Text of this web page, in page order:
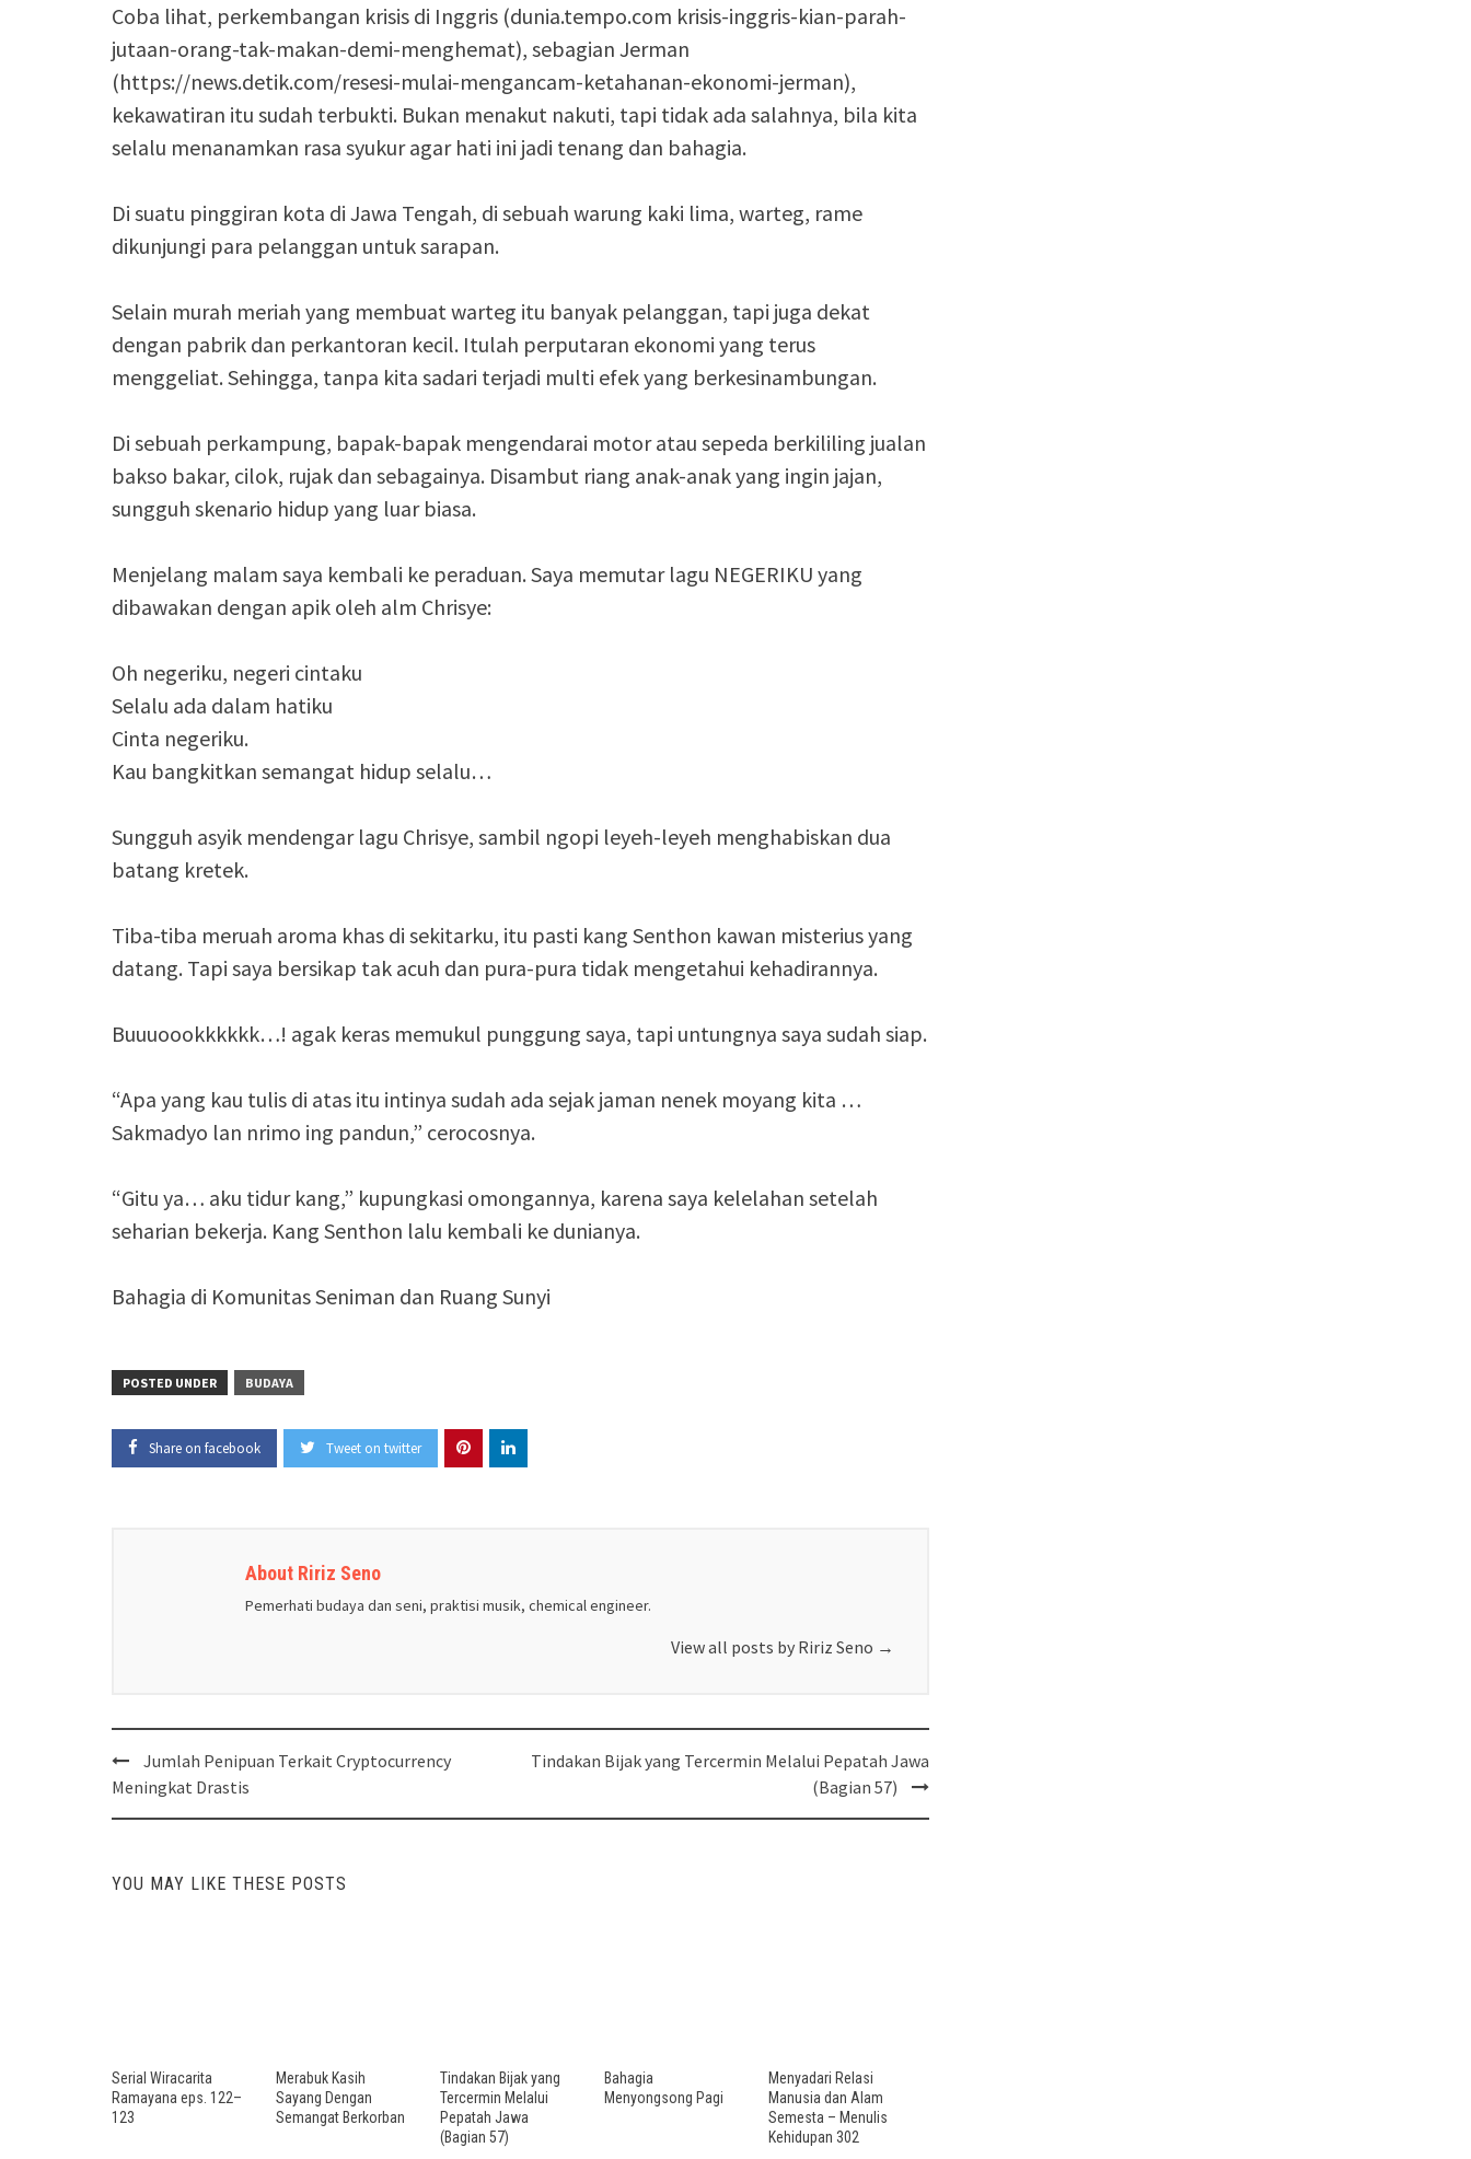
Coba lihat, perkembangan krisis di Inggris (dunia.tempo.com krisis-inggris-kian-parah-
jutaan-orang-tak-makan-demi-menghemat), sebagian Jerman
(https://news.detik.com/resesi-mulai-mengancam-ketahanan-ekonomi-jerman),
kekawatiran itu sudah terbukti. Bukan menakut nakuti, tapi tidak ada salahnya, bila kita
selalu menanamkan rasa syukur agar hati ini jadi tenang dan bahagia.
Di suatu pinggiran kota di Jawa Tengah, di sebuah warung kaki lima, warteg, rame
dikunjungi para pelanggan untuk sarapan.
Selain murah meriah yang membuat warteg itu banyak pelanggan, tapi juga dekat
dengan pabrik dan perkantoran kecil. Itulah perputaran ekonomi yang terus
menggeliat. Sehingga, tanpa kita sadari terjadi multi efek yang berkesinambungan.
Di sebuah perkampung, bapak-bapak mengendarai motor atau sepeda berkililing jualan
bakso bakar, cilok, rujak dan sebagainya. Disambut riang anak-anak yang ingin jajan,
sungguh skenario hidup yang luar biasa.
Menjelang malam saya kembali ke peraduan. Saya memutar lagu NEGERIKU yang
dibawakan dengan apik oleh alm Chrisye:
Oh negeriku, negeri cintaku
Selalu ada dalam hatiku
Cinta negeriku.
Kau bangkitkan semangat hidup selalu…
Sungguh asyik mendengar lagu Chrisye, sambil ngopi leyeh-leyeh menghabiskan dua
batang kretek.
Tiba-tiba meruah aroma khas di sekitarku, itu pasti kang Senthon kawan misterius yang
datang. Tapi saya bersikap tak acuh dan pura-pura tidak mengetahui kehadirannya.
Buuuoookkkkkk…! agak keras memukul punggung saya, tapi untungnya saya sudah siap.
“Apa yang kau tulis di atas itu intinya sudah ada sejak jaman nenek moyang kita …
Sakmadyo lan nrimo ing pandun,” cerocosnya.
“Gitu ya… aku tidur kang,” kupungkasi omongannya, karena saya kelelahan setelah
seharian bekerja. Kang Senthon lalu kembali ke dunianya.
Bahagia di Komunitas Seniman dan Ruang Sunyi
POSTED UNDER BUDAYA
Share on facebook Tweet on twitter
About Ririz Seno
Pemerhati budaya dan seni, praktisi musik, chemical engineer.
View all posts by Ririz Seno →
Post
navigation
Jumlah Penipuan Terkait Cryptocurrency
Meningkat Drastis
Tindakan Bijak yang Tercermin Melalui Pepatah Jawa
(Bagian 57)
YOU MAY LIKE THESE POSTS
Serial Wiracarita
Ramayana eps. 122–
123
Merabuk Kasih
Sayang Dengan
Semangat Berkorban
Tindakan Bijak yang
Tercermin Melalui
Pepatah Jawa
(Bagian 57)
Bahagia
Menyongsong Pagi
Menyadari Relasi
Manusia dan Alam
Semesta – Menulis
Kehidupan 302